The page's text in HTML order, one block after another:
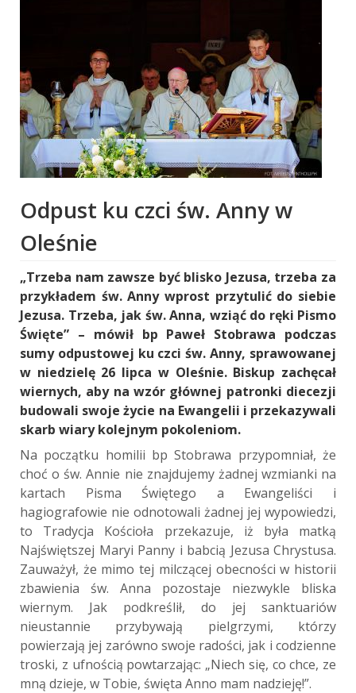
Odpust ku czci św. Anny w
Oleśnie
„Trzeba nam zawsze być blisko Jezusa, trzeba za
przykładem św. Anny wprost przytulić do siebie
Jezusa. Trzeba, jak św. Anna, wziąć do ręki Pismo
Święte” – mówił bp Paweł Stobrawa podczas
sumy odpustowej ku czci św. Anny, sprawowanej
w niedzielę 26 lipca w Oleśnie. Biskup zachęcał
wiernych, aby na wzór głównej patronki diecezji
budowali swoje życie na Ewangelii i przekazywali
skarb wiary kolejnym pokoleniom.
Na początku homilii bp Stobrawa przypomniał, że
choć o św. Annie nie znajdujemy żadnej wzmianki na
kartach Pisma Świętego a Ewangeliści i
hagiografowie nie odnotowali żadnej jej wypowiedzi,
to Tradycja Kościoła przekazuje, iż była matką
Najświętszej Maryi Panny i babcią Jezusa Chrystusa.
Zauważył, że mimo tej milczącej obecności w historii
zbawienia św. Anna pozostaje niezwykle bliska
wiernym. Jak podkreślił, do jej sanktuariów
nieustannie przybywają pielgrzymi, którzy
powierzają jej zarówno swoje radości, jak i codzienne
troski, z ufnością powtarzając: „Niech się, co chce, ze
mną dzieje, w Tobie, święta Anno mam nadzieję!”.